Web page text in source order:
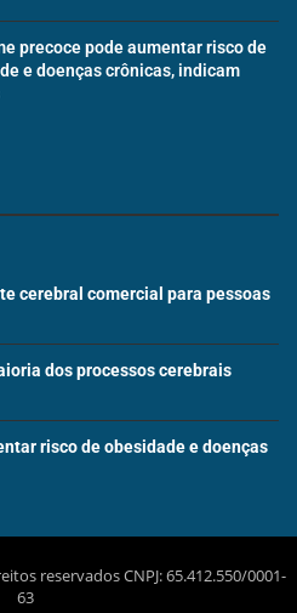
precoce pode aumentar risco de
e doenças crônicas, indicam
cerebral comercial para pessoas
dos processos cerebrais
risco de obesidade e doenças
reservados CNPJ: 65.412.550/0001-
63